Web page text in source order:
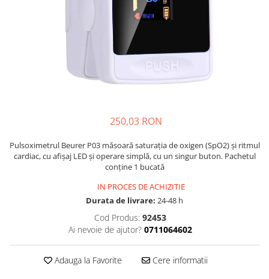
Probiotice si prebiotice
Somn stres si anxietate
Supliment Magneziu
Supliment Vitamina B
Supliment Vitamina C
Balsam masca si tratament
Produse cu SPF Pentru Fata
250,03 RON
Pulsoximetrul Beurer P03 măsoară saturația de oxigen (SpO2) și ritmul
cardiac, cu afișaj LED și operare simplă, cu un singur buton. Pachetul
conține 1 bucată
IN PROCES DE ACHIZITIE
Durata de livrare: 24-48 h
Cod Produs: 92453
Ai nevoie de ajutor? 0711064602
Adauga la Favorite Cere informatii